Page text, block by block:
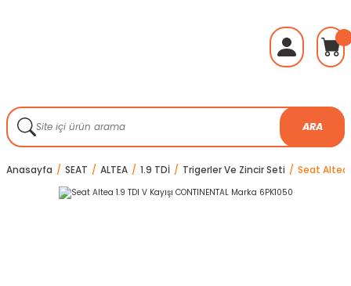
ARA
Anasayfa SEAT ALTEA 1.9 TDİ Trigerler Ve Zincir Seti Seat Altea